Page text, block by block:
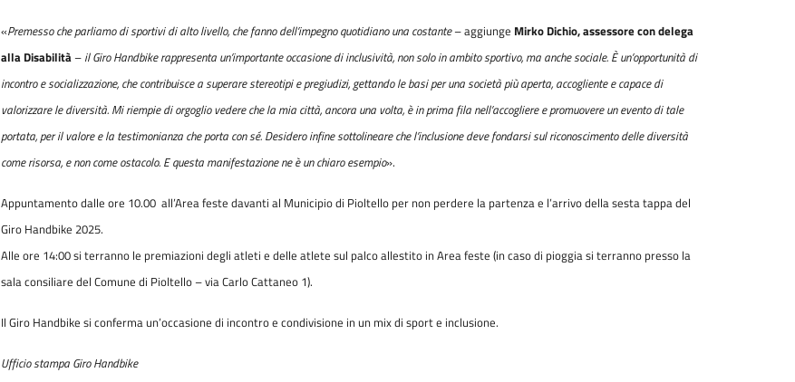
«Premesso che parliamo di sportivi di alto livello, che fanno dell’impegno quotidiano una costante– aggiunge Mirko Dichio, assessore con delega
alla Disabilità– il Giro Handbike rappresenta un’importante occasione di inclusività, non solo in ambito sportivo, ma anche sociale. È un’opportunità di
incontro e socializzazione, che contribuisce a superare stereotipi e pregiudizi, gettando le basi per una società più aperta, accogliente e capace di
valorizzare le diversità. Mi riempie di orgoglio vedere che la mia città, ancora una volta, è in prima fila nell’accogliere e promuovere un evento di tale
portata, per il valore e la testimonianza che porta con sé. Desidero infine sottolineare che l’inclusione deve fondarsi sul riconoscimento delle diversità
come risorsa, e non come ostacolo. E questa manifestazione ne è un chiaro esempio».
Appuntamento dalle ore 10.00 all’Area feste davanti al Municipio di Pioltello per non perdere la partenza e l’arrivo della sesta tappa del
Giro Handbike 2025.
Alle ore 14:00 si terranno le premiazioni degli atleti e delle atlete sul palco allestito in Area feste (in caso di pioggia si terranno presso la
sala consiliare del Comune di Pioltello – via Carlo Cattaneo 1).
Il Giro Handbike si conferma un’occasione di incontro e condivisione in un mix di sport e inclusione.
Ufficio stampa Giro Handbike